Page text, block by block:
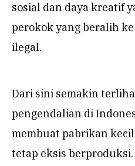
sosial dan daya kreatif
perokok yang beralih
ilegal.
Dari sini semakin
pengendalian di
membuat pabrikan
tetap eksis